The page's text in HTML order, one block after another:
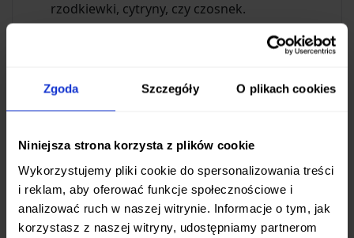
Zgoda Szczegóły O plikach cookies
Niniejsza strona korzysta z plików cookie
Wykorzystujemy pliki cookie do spersonalizowania treści
i reklam, aby oferować funkcje społecznościowe i
analizować ruch w naszej witrynie. Informacje o tym, jak
korzystasz z naszej witryny, udostępniamy partnerom
rzodkiewki, cytryny, czy czosnek.
innych małych składników.
Poradzi sobie również z krojeniem małego
pieczywa czy bułek.
Wysoka Jakość Materiałów i Wykonania
Ostrze noża wykonane jest zwysokogatunkowej
stali nierdzewnej DSR-1K6, która zapewnia